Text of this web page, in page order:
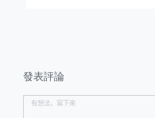
發表評論